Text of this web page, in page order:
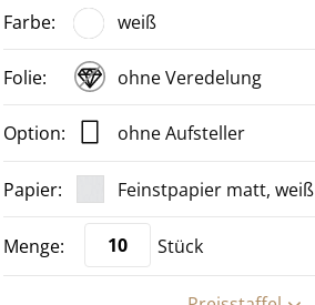
weiß
ohne Veredelung
ohne Aufsteller
Feinstpapier matt, weiß
Stück